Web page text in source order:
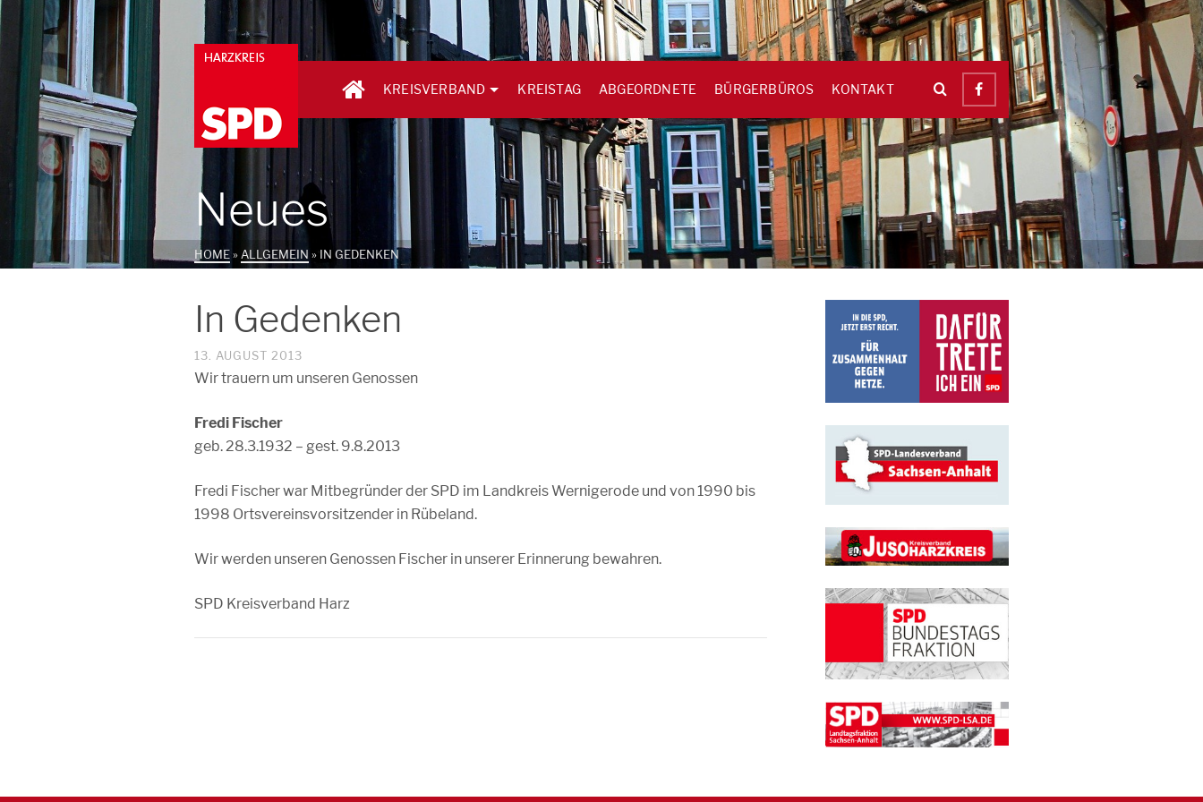
KREISVERBAND KREISTAG ABGEORDNETE BÜRGERBÜROS KONTAKT
Neues
HOME» ALLGEMEIN » IN GEDENKEN
In Gedenken
13. AUGUST 2013
Wir trauern um unseren Genossen
Fredi Fischer
geb. 28.3.1932 – gest. 9.8.2013
Fredi Fischer war Mitbegründer der SPD im Landkreis Wernigerode und von 1990 bis
1998 Ortsvereinsvorsitzender in Rübeland.
Wir werden unseren Genossen Fischer in unserer Erinnerung bewahren.
SPD Kreisverband Harz